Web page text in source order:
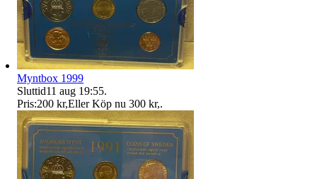
Myntbox 1999
Sluttid11 aug 19:55.
Pris:200 kr,Eller Köp nu 300 kr,.